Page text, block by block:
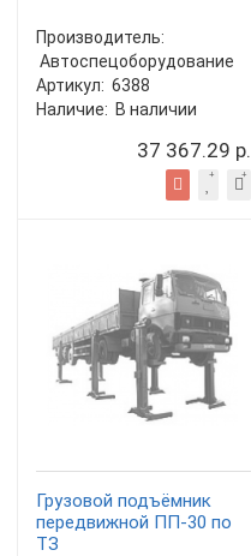
Производитель:
Автоспецоборудование
Артикул: 6388
Наличие: В наличии
37 367.29 р.
Грузовой подъёмник
передвижной ПП-30 по
ТЗ